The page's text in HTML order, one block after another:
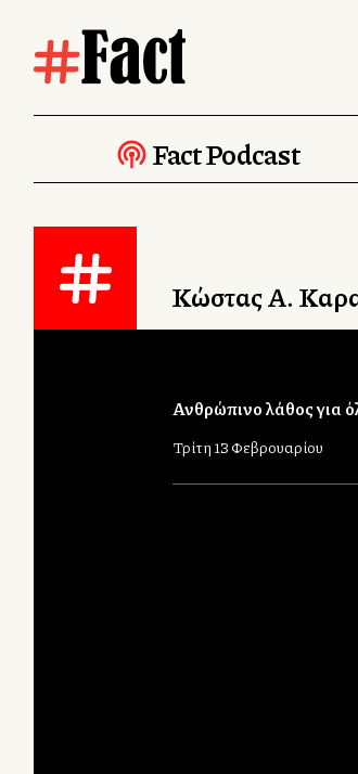
Fact Podcast
Κώστας Α.
Ανθρώπινο λάθος για
Τρίτη 13 Φεβρουαρίου